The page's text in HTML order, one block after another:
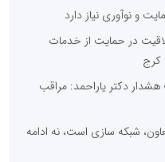
و نوآوری نیاز دارد
در حمایت از خدمات
کرج
دکتر یاراحمد: مراقب
شبکه سازی است، نه ادامه